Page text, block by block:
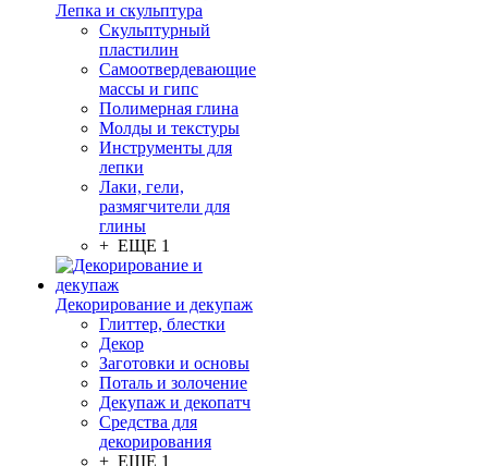
Лепка и скульптура
Скульптурный
пластилин
Самоотвердевающие
массы и гипс
Полимерная глина
Молды и текстуры
Инструменты для
лепки
Лаки, гели,
размягчители для
глины
+ ЕЩЕ 1
Декорирование и декупаж
Глиттер, блестки
Декор
Заготовки и основы
Поталь и золочение
Декупаж и декопатч
Средства для
декорирования
+ ЕЩЕ 1